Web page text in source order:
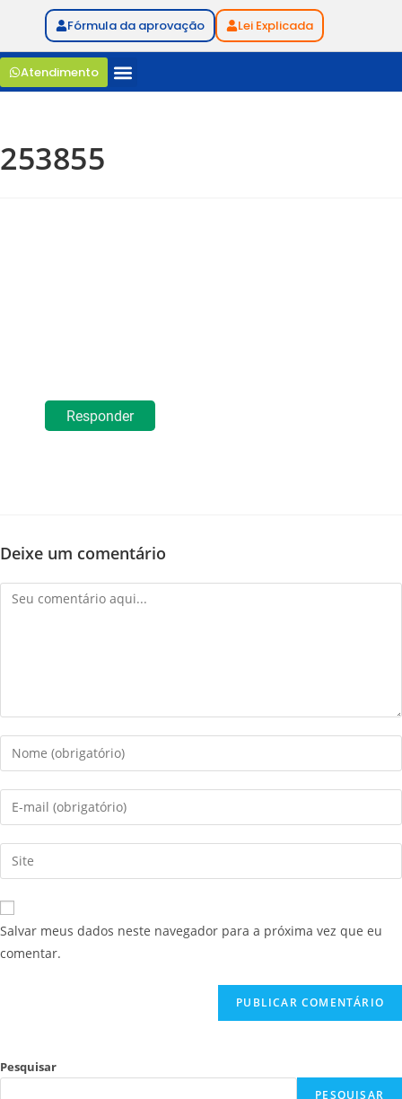
Fórmula da aprovação Lei Explicada
Atendimento
253855
Responder
Deixe um comentário
Salvar meus dados neste navegador para a próxima vez que eu
comentar.
Pesquisar
PESQUISAR